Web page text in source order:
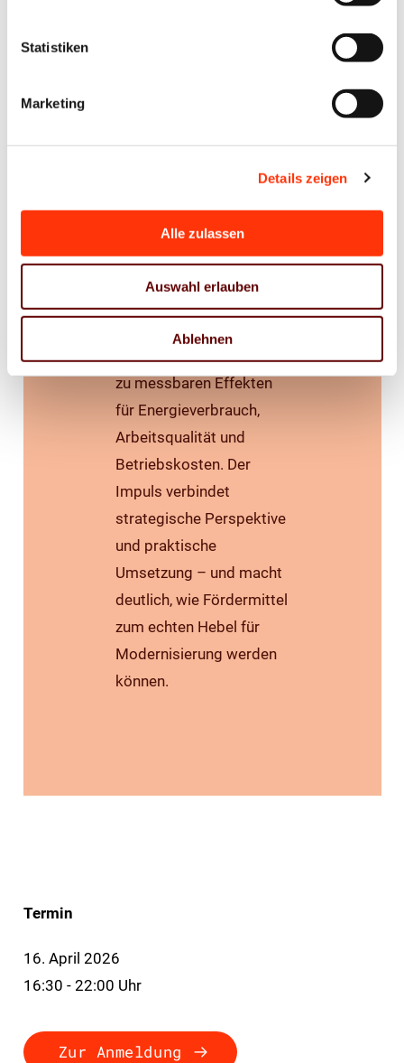
Statistiken
Marketing
Details zeigen
Alle zulassen
Auswahl erlauben
Ablehnen
machen.
Wirtschaftlichkeit bis hin
zu messbaren Effekten
für Energieverbrauch,
Arbeitsqualität und
Betriebskosten. Der
Impuls verbindet
strategische Perspektive
und praktische
Umsetzung – und macht
deutlich, wie Fördermittel
zum echten Hebel für
Modernisierung werden
können.
Termin
16. April 2026
16:30 - 22:00 Uhr
Zur Anmeldung